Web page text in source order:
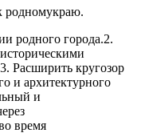
родномукраю.
родного города.2.
Расширить кругозор
и архитектурного
и
время